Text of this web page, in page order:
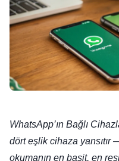
WhatsApp’ın Bağlı
dört eşlik cihaza
okumanın en basit, en